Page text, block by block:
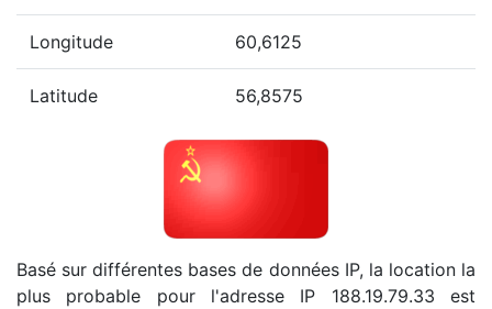
Longitude 60,6125
Latitude 56,8575
Basé sur différentes bases de données IP, la location la
plus probable pour l'adresse IP 188.19.79.33 est